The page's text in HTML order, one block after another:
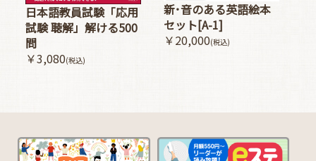
日本語教員試験「応用
試験 聴解」解ける500
問
￥3,080(税込)
新･音のある英語絵本
セット[A-1]
￥20,000(税込)